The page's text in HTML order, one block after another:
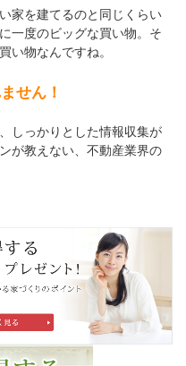
家を建てるのと同じくらい
一度のビッグな買い物。そ
い物なんですね。
せん！
しっかりとした情報収集が
が教えない、不動産業界の